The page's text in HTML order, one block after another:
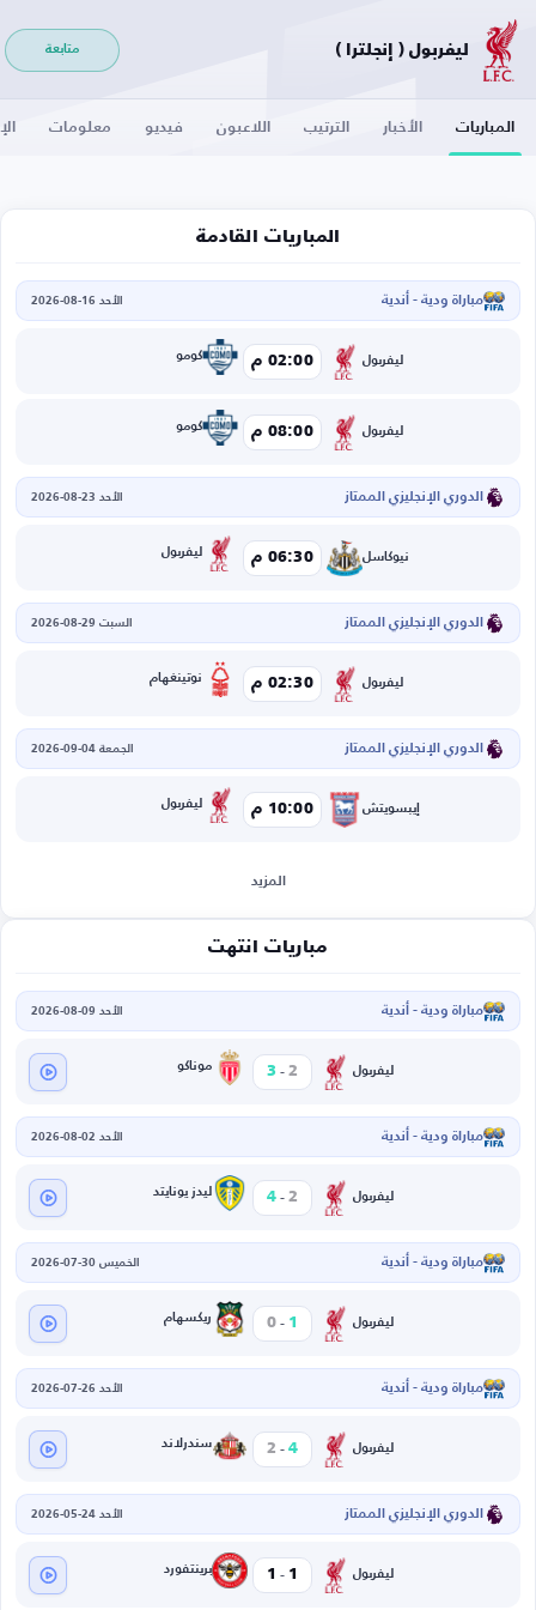
ليفربول ( إنجلترا ) متابعة
المباريات الأخبار الترتيب اللاعبون فيديو معلومات
المباريات القادمة
مباراة ودية - أندية الأحد 16-08-2026
ليفربول 02:00 م كومو
ليفربول 08:00 م كومو
الدوري الإنجليزي الممتاز الأحد 23-08-2026
نيوكاسل 06:30 م ليفربول
الدوري الإنجليزي الممتاز السبت 29-08-2026
ليفربول 02:30 م نوتينغهام
الدوري الإنجليزي الممتاز الجمعة 04-09-2026
إيبسويتش 10:00 م ليفربول
المزيد
مباريات انتهت
مباراة ودية - أندية الأحد 09-08-2026
ليفربول 2
-
3 موناكو
مباراة ودية - أندية الأحد 02-08-2026
ليفربول 2
-
4 ليدز يونايتد
مباراة ودية - أندية الخميس 30-07-2026
ليفربول 1
-
0 ريكسهام
مباراة ودية - أندية الأحد 26-07-2026
ليفربول 4
-
2 سندرلاند
الدوري الإنجليزي الممتاز الأحد 24-05-2026
ليفربول 1
-
1 برينتفورد